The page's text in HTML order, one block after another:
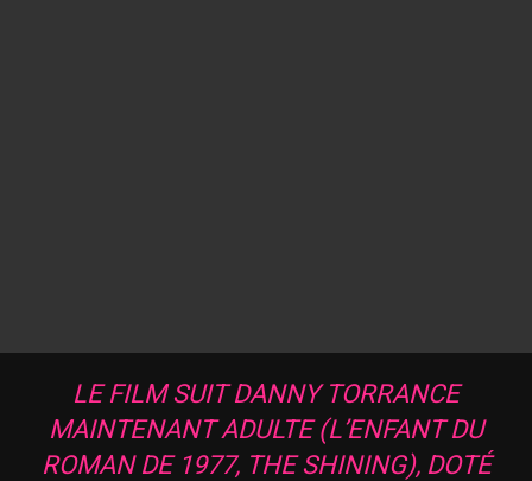
LE FILM SUIT DANNY TORRANCE
MAINTENANT ADULTE (L’ENFANT DU
ROMAN DE 1977, THE SHINING), DOTÉ